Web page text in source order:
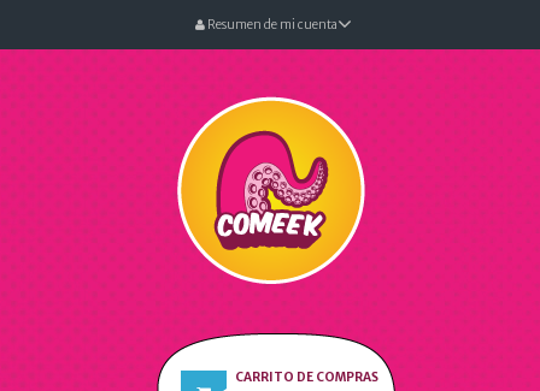
Resumen de mi cuenta
CARRITO DE COMPRAS